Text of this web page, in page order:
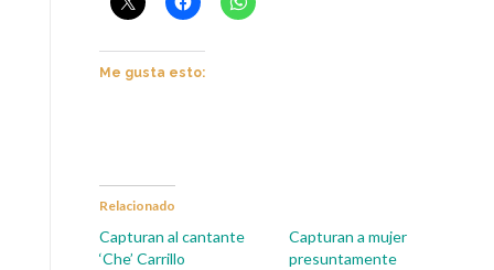
Me gusta esto:
Relacionado
Capturan al cantante
‘Che’ Carrillo
Capturan a mujer
presuntamente